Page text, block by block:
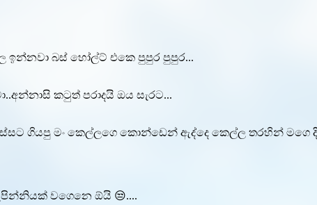
ඉන්නවා බස් හෝල්ට් එකෙ පුපුර පුපුර...
කටුත් පරාදයි ඔය සැරට...
මං කෙල්ලගෙ කොන්ඩෙන් ඇද්දෙ කෙල්ල තරහින් මගෙ දිහා
වගෙනෙ ඕයි 😒....